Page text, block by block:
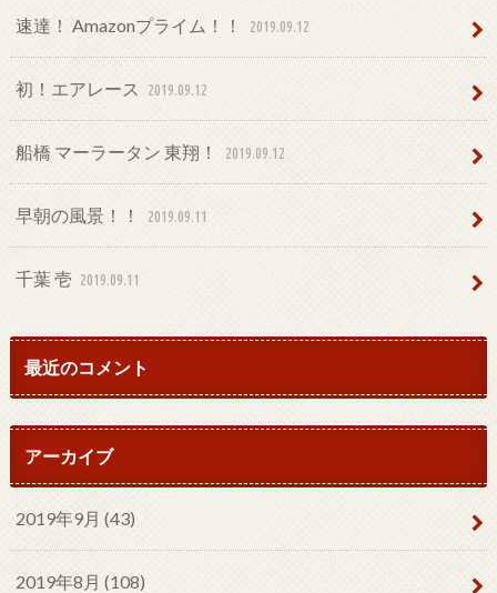
速達！ Amazonプライム！！ 2019.09.12
初！エアレース 2019.09.12
船橋 マーラータン 東翔！ 2019.09.12
早朝の風景！！ 2019.09.11
千葉 壱 2019.09.11
最近のコメント
アーカイブ
2019年9月 (43)
2019年8月 (108)